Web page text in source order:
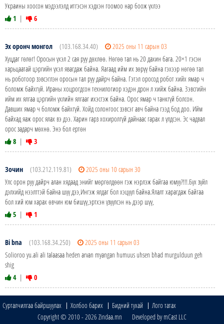
Украины хоосон мэдээлэлд итгэсэн хэдхэн гоомоо нар боож үхлээ
1 | 6
Эх оронч монгол (103.168.34.40)
2025 оны 11 сарын 03
Хуцдаг гөлөг! Оросын үхэл 2 сая руу дөхлөө. Нөгөө тал нь 20 дахин бага. 20×1 гэсэн
харьцаатай цэргийн үхэл явагдаж байна. Яагаад ийм их зөрүү байна гэхээр нөгөө тал
нь роботоор зэвсэглэн оросын тал руу дайрч байна. Гэтэл оросод робот хийх ямар ч
боломж байхгүй. Ираны хоцрогдсон технилогиор хэдэн дрон л хийж байна. Зэвсгийн
ийм их ялгаа цэргийн үхлийн ялгааг ихэсгэж байна. Орос ямар ч танкгүй болсон.
Давших ямар ч боломж байхгүй. Хойд солонгоос зэвсэг авч байна гээд бод доо. Ийм
байхад яаж орос ялах вэ дээ. Харин гарз хохиролгүй дайнаас гарах л үлдсэн. Эс чадвал
орос задарч мөхнө. Энэ бол ертөн
8 | 3
Зочин (103.212.119.81)
2025 оны 10 сарын 30
Улс орон руу дайрч алан хядаад энийг мөргөлдөөн гэж нэрлэж байгаа юмуу?!!!.Бүх зүйл
дэлхийд нээлттэй байна шүү дээ,Ингэж ялдаг бол хэцүүл байна.Ялалт харагдаж байгаа
бол хий юм харах өвчин юм бишүү,эртхэн үзүүлсэн нь дээр шүү,
5 | 1
Bi bna (103.168.34.250)
2025 оны 11 сарын 03
Solioroo yu.ali ali talaasaa heden arvan myangan humuus uhsen bhad murgulduun geh
shig
4 | 0
Сурталчилгаа байршуулах Холбоо барих Бидний тухай
Лого татах
Copyright © 2010 - 2026 Zindaa.mn Developed by mCast LLC